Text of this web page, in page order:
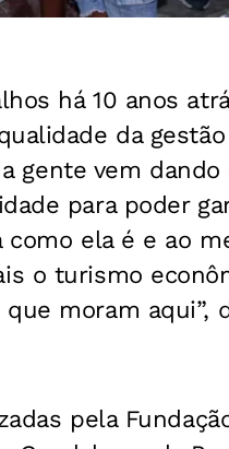
há 10 anos
da
gente vem
para poder
como ela é e ao
o turismo
moram aqui”,
pela